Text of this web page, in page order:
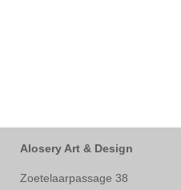
Alosery Art & Design
Zoetelaarpassage 38